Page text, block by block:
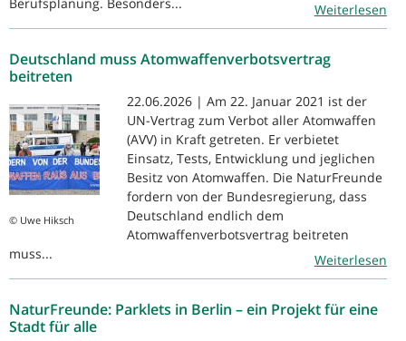
Weiterlesen
Deutschland muss Atomwaffenverbotsvertrag
beitreten
© Uwe Hiksch
22.06.2026 | Am 22. Januar 2021 ist der
UN-Vertrag zum Verbot aller Atomwaffen
(AVV) in Kraft getreten. Er verbietet
Einsatz, Tests, Entwicklung und jeglichen
Besitz von Atomwaffen. Die NaturFreunde
fordern von der Bundesregierung, dass
Deutschland endlich dem
Atomwaffenverbotsvertrag beitreten
muss...
Weiterlesen
NaturFreunde: Parklets in Berlin – ein Projekt für eine
Stadt für alle